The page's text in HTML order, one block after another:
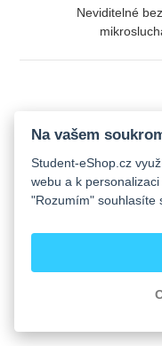
Neviditelné
Na vašem
Student-eShop.cz
webu a k
"Rozumím" souhlasíte